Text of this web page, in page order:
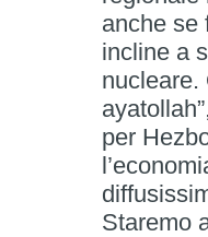
anche se
incline a
nucleare.
per
Staremo